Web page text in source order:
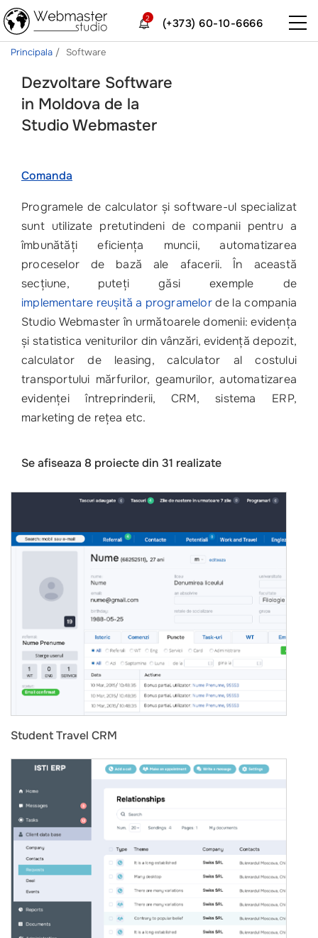
(+373) 60-10-6666
2
Principala Software
Dezvoltare Software
in Moldova de la
Studio Webmaster
Comanda
Programele de calculator și software-ul specializat
sunt utilizate pretutindeni de companii pentru a
îmbunătăți eficiența muncii, automatizarea
proceselor de bază ale afacerii. În această
secțiune, puteți găsi exemple de
implementare reușită a programelorde la compania
Studio Webmaster în următoarele domenii: evidența
și statistica veniturilor din vânzări, evidență depozit,
calculator de leasing, calculator al costului
transportului mărfurilor, geamurilor, automatizarea
evidenței întreprinderii, CRM, sistema ERP,
marketing de rețea etc.
Se afiseaza 8 proiecte din 31 realizate
Student Travel CRM